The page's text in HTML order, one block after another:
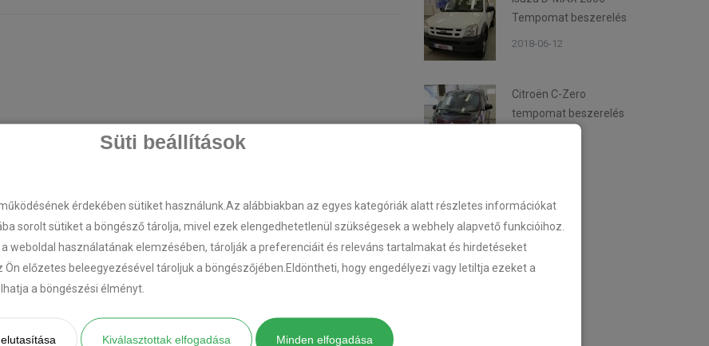
Süti beállítások
érdekében sütiket használunk.Az alábbiakban az egyes kategóriák alatt részletes információkat
sorolt sütiket a böngésző tárolja, mivel ezek elengedhetetlenül szükségesek a webhely alapvető funkcióihoz.
weboldal használatának elemzésében, tárolják a preferenciáit és releváns tartalmakat és hirdetéseket
előzetes beleegyezésével tároljuk a böngészőjében.Eldöntheti, hogy engedélyezi vagy letiltja ezeket a
a böngészési élményt.
Kiválasztottak elfogadása Minden elfogadása
Tempomat beszerelés
2018-06-12
Citroën C-Zero
tempomat beszerelés
KATEGÓRIA
TEMPOMAT